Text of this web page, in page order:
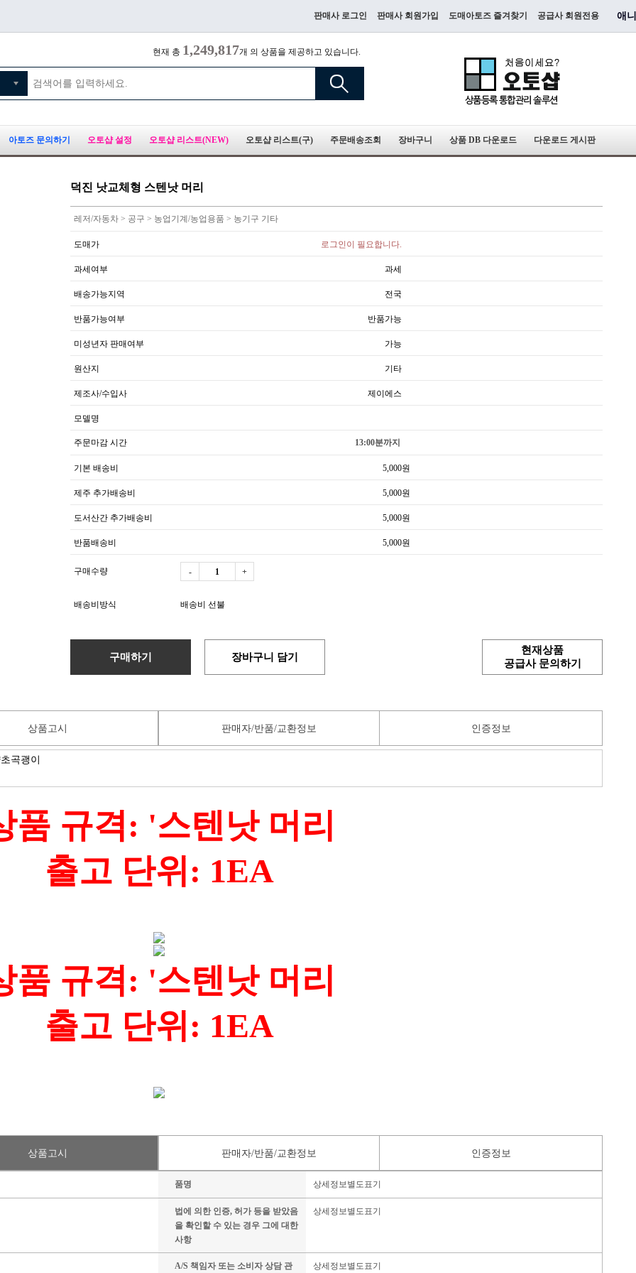
판매사 로그인 판매사 회원가입 도매아토즈 즐겨찾기 공급사 회원전용 애
현재 총 1,249,817개 의 상품을 제공하고 있습니다.
아토즈 문의하기 오토샵 설정 오토샵 리스트(NEW) 오토샵 리스트(구) 주문배송조회 장바구니 상품 DB 다운로드 다운로드 게시판
덕진 낫교체형 스텐낫 머리
레저/자동차 > 공구 > 농업기계/농업용품 > 농기구 기타
도매가 로그인이 필요합니다.
과세여부 과세
배송가능지역 전국
반품가능여부 반품가능
미성년자 판매여부 가능
원산지 기타
제조사/수입사 제이에스
모델명
주문마감 시간 13:00분까지
기본 배송비 5,000원
제주 추가배송비 5,000원
도서산간 추가배송비 5,000원
반품배송비 5,000원
구매수량 - +
배송비방식 배송비 선불
구매하기 장바구니 담기
현재상품
공급사 문의하기
상품고시 판매자/반품/교환정보 인증정보
품 규격: '스텐낫 머리
출고 단위: 1EA
품 규격: '스텐낫 머리
출고 단위: 1EA
상품고시 판매자/반품/교환정보 인증정보
품명 상세정보별도표기
법에 의한 인증, 허가 등을 받았음
을 확인할 수 있는 경우 그에 대한
사항
상세정보별도표기
A/S 책임자 또는 소비자 상담 관 상세정보별도표기